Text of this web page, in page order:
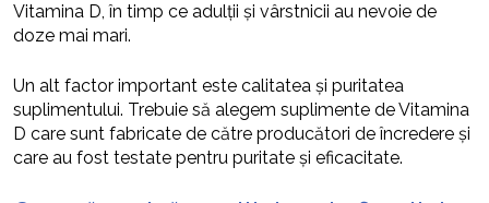
Vitamina D, în timp ce adulții și vârstnicii au nevoie de
doze mai mari.
Un alt factor important este calitatea și puritatea
suplimentului. Trebuie să alegem suplimente de Vitamina
D care sunt fabricate de către producători de încredere și
care au fost testate pentru puritate și eficacitate.